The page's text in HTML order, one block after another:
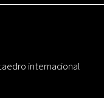
internacional